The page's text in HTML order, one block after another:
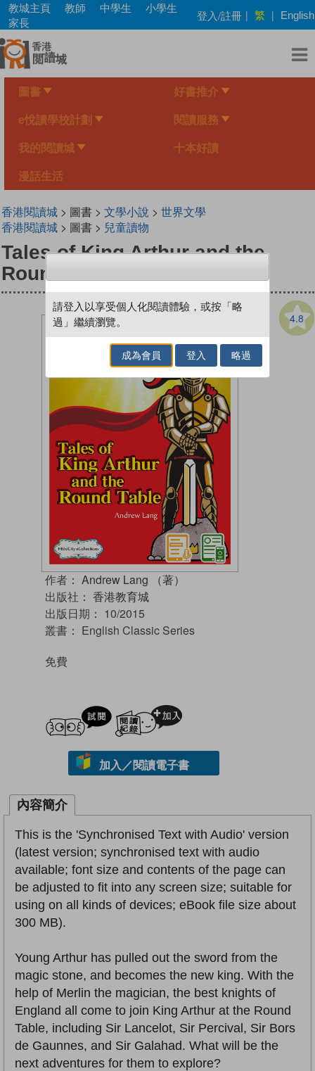
Skip
main
content
教城主頁 教師 中學生
小學生
家長
登入/註冊 | 繁 | English
圖書 好書推介
e悅讀學校計劃 閱讀服務
我的閱讀城 十本好讀
漫話生活
香港閱讀城> 圖書 > 文學小說 > 世界文學
香港閱讀城> 圖書 > 兒童讀物
Tales of King Arthur and the
Round Table
4.8
作者： Andrew Lang （著）
出版社： 香港教育城
出版日期： 10/2015
叢書： English Classic Series
免費
試閲
加入／閱讀電子書
內容簡介
This is the 'Synchronised Text with Audio' version
(latest version; synchronised text with audio
available; font size and contents of the page can
be adjusted to fit into any screen size; suitable for
using on all kinds of devices; eBook file size about
300 MB).
Young Arthur has pulled out the sword from the
magic stone, and becomes the new king. With the
help of Merlin the magician, the best knights of
England all come to join King Arthur at the Round
Table, including Sir Lancelot, Sir Percival, Sir Bors
de Gaunnes, and Sir Galahad. What will be the
next adventures for them to explore?
請登入以享受個人化閱讀體驗，或按「略
過」繼續瀏覽。
成為會員 登入 略過